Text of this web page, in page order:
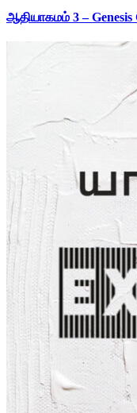
ஆதியாகமம் 3 – Genesis